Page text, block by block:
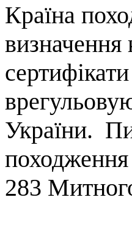
Країна
визначення
сертифікати
України.
походження
283